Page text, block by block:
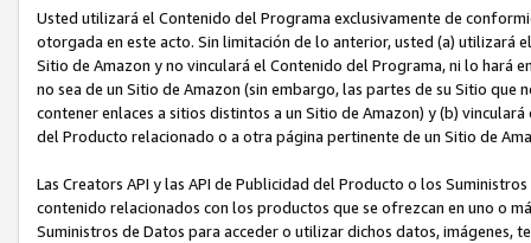
Usted utilizará el Contenido del Programa exclusivamente de
otorgada en este acto. Sin limitación de lo anterior, usted (a) utilizará
Sitio de Amazon y no vinculará el Contenido del Programa, ni lo hará
no sea de un Sitio de Amazon (sin embargo, las partes de su Sitio
contener enlaces a sitios distintos a un Sitio de Amazon) y (b)
del Producto relacionado o a otra página pertinente de un Sitio de
Las Creators API y las API de Publicidad del Producto o los
contenido relacionados con los productos que se ofrezcan en uno o
Suministros de Datos para acceder o utilizar dichos datos,